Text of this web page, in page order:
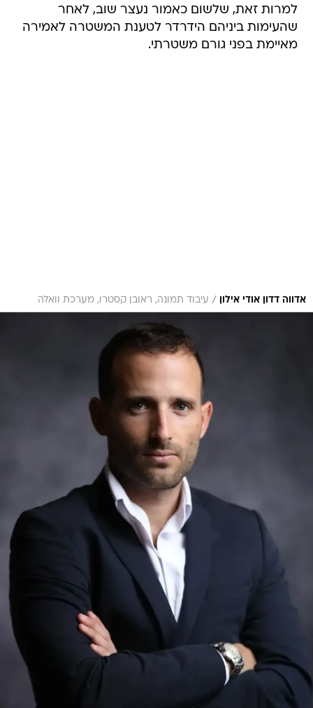
למרות זאת, שלשום כאמור נעצר שוב, לאחר
שהעימות ביניהם הידרדר לטענת המשטרה לאמירה
מאיימת בפני גורם משטרתי.
אדווה דדון אודי אילון / עיבוד תמונה, ראובן קסטרו, מערכת וואלה